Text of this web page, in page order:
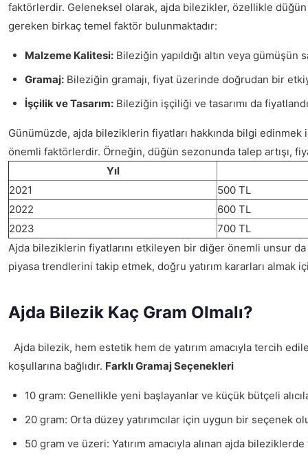
faktörlerdir. Geleneksel olarak, ajda bilezikler, özellikle
gereken birkaç temel faktör bulunmaktadır:
Malzeme Kalitesi: Bileziğin yapıldığı altın veya
Gramaj: Bileziğin gramajı, fiyat üzerinde doğrudan bir
İşçilik ve Tasarım: Bileziğin işçiliği ve tasarımı da
Günümüzde, ajda bileziklerin fiyatları hakkında bilgi
önemli faktörlerdir. Örneğin, düğün sezonunda talep artışı,
Yıl
2021
500 TL
2022
600 TL
2023
700 TL
Ajda bileziklerin fiyatlarını etkileyen bir diğer önemli unsur da
piyasa trendlerini takip etmek, doğru yatırım kararları
Ajda Bilezik Kaç Gram Olmalı?
Ajda bilezik, hem estetik hem de yatırım amacıyla tercih
koşullarına bağlıdır. Farklı Gramaj Seçenekleri
10 gram: Genellikle yeni başlayanlar ve küçük bütçeli
20 gram: Orta düzey yatırımcılar için uygun bir seçenek
50 gram ve üzeri: Yatırım amacıyla alınan ajda